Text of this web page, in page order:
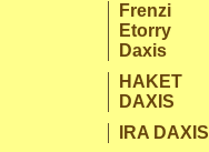
Frenzi
Etorry
Daxis
HAKET
DAXIS
IRA DAXIS